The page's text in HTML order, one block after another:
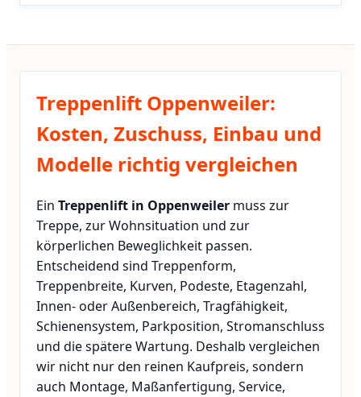
Treppenlift Oppenweiler:
Kosten, Zuschuss, Einbau und
Modelle richtig vergleichen
Ein Treppenlift in Oppenweiler muss zur
Treppe, zur Wohnsituation und zur
körperlichen Beweglichkeit passen.
Entscheidend sind Treppenform,
Treppenbreite, Kurven, Podeste, Etagenzahl,
Innen- oder Außenbereich, Tragfähigkeit,
Schienensystem, Parkposition, Stromanschluss
und die spätere Wartung. Deshalb vergleichen
wir nicht nur den reinen Kaufpreis, sondern
auch Montage, Maßanfertigung, Service,